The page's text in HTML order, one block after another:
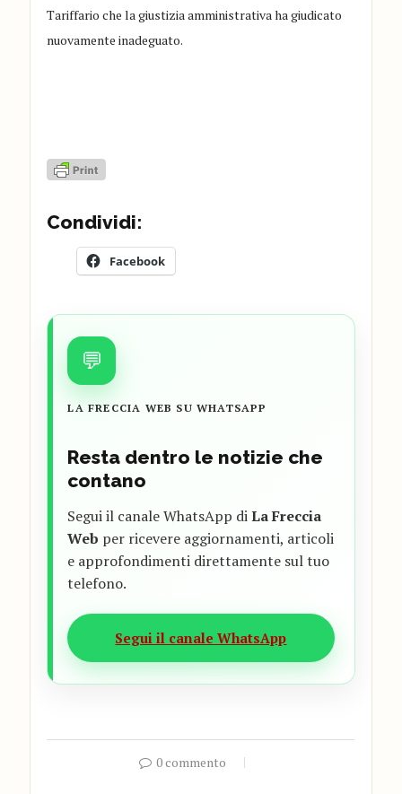
Tariffario che la giustizia amministrativa ha giudicato
nuovamente inadeguato.
Condividi:
Facebook
💬
LA FRECCIA WEB SU WHATSAPP
Resta dentro le notizie che
contano
Segui il canale WhatsApp diLa Freccia
Web per ricevere aggiornamenti, articoli
e approfondimenti direttamente sul tuo
telefono.
Segui il canale WhatsApp
0 commento